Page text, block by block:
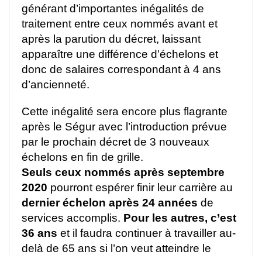
générant d’importantes inégalités de
traitement entre ceux nommés avant et
après la parution du décret, laissant
apparaître une différence d’échelons et
donc de salaires correspondant à 4 ans
d’ancienneté.
Cette inégalité sera encore plus flagrante
après le Ségur avec l’introduction prévue
par le prochain décret de 3 nouveaux
échelons en fin de grille.
Seuls ceux nommés après septembre
2020 pourront espérer finir leur carrière au
dernier échelon après 24 années de
services accomplis. Pour les autres, c’est
36 ans et il faudra continuer à travailler au-
delà de 65 ans si l’on veut atteindre le